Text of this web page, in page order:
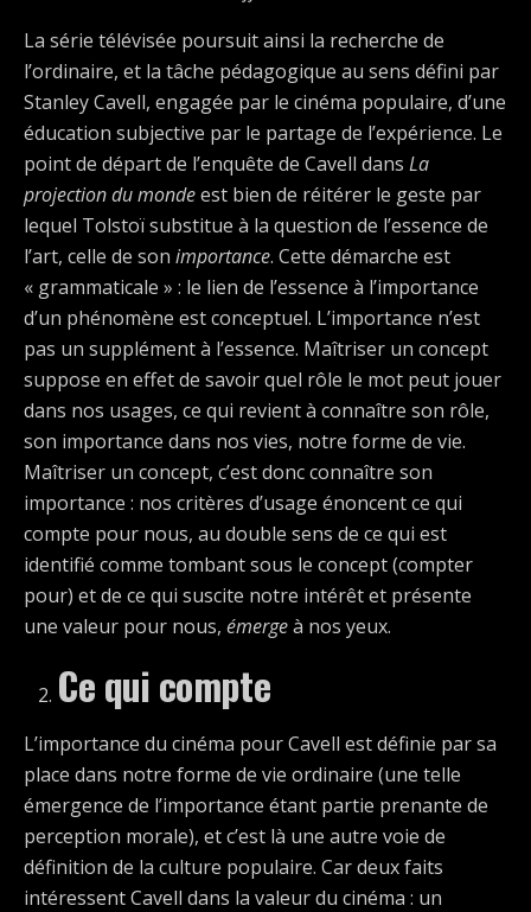
La série télévisée poursuit ainsi la recherche de
l’ordinaire, et la tâche pédagogique au sens défini par
Stanley Cavell, engagée par le cinéma populaire, d’une
éducation subjective par le partage de l’expérience. Le
point de départ de l’enquête de Cavell dans La
projection du mondeest bien de réitérer le geste par
lequel Tolstoï substitue à la question de l’essence de
l’art, celle de son importance. Cette démarche est
« grammaticale » : le lien de l’essence à l’importance
d’un phénomène est conceptuel. L’importance n’est
pas un supplément à l’essence. Maîtriser un concept
suppose en effet de savoir quel rôle le mot peut jouer
dans nos usages, ce qui revient à connaître son rôle,
son importance dans nos vies, notre forme de vie.
Maîtriser un concept, c’est donc connaître son
importance : nos critères d’usage énoncent ce qui
compte pour nous, au double sens de ce qui est
identifié comme tombant sous le concept (compter
pour) et de ce qui suscite notre intérêt et présente
une valeur pour nous, émergeà nos yeux.
Ce qui compte
L’importance du cinéma pour Cavell est définie par sa
place dans notre forme de vie ordinaire (une telle
émergence de l’importance étant partie prenante de
perception morale), et c’est là une autre voie de
définition de la culture populaire. Car deux faits
intéressent Cavell dans la valeur du cinéma : un